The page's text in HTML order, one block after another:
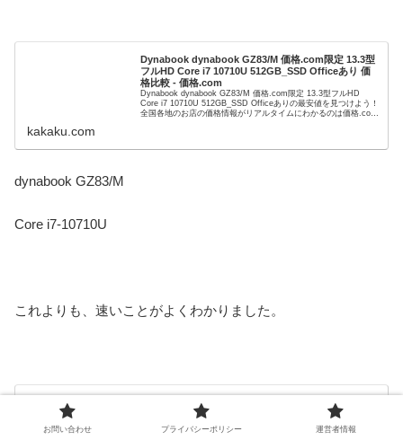
Dynabook dynabook GZ83/M 価格.com限定 13.3型
フルHD Core i7 10710U 512GB_SSD Officeあり 価
格比較 - 価格.com
Dynabook dynabook GZ83/M 価格.com限定 13.3型フルHD
Core i7 10710U 512GB_SSD Officeありの最安値を見つけよう！
全国各地のお店の価格情報がリアルタイムにわかるのは価格.com
kakaku.com
dynabook GZ83/M
Core i7-10710U
これよりも、速いことがよくわかりました。
Core i7-10710U（Comet Lake）のベンチマーク -
Core i7-10710U（Comet Lake）のベンチマークスコアを掲載。
HシリーズのCore i5-9300Hよりもスコアが高く、Core i7-9750H
お問い合わせ プライバシーポリシー 運営者情報